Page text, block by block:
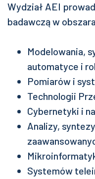
Wydział AEI
badawczą w
Modelowania,
automatyce i
Pomiarów i
Technologii
Cybernetyki i
Analizy,
Systemów